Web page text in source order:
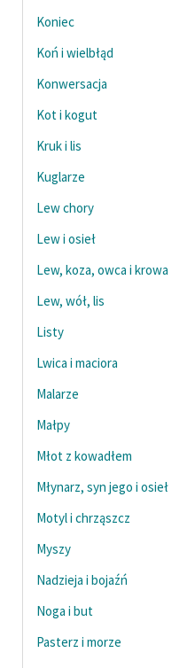
Dane fundacji i
Informacja o treściach
Koniec
Koń i wielbłąd
Konwersacja
Kot i kogut
Kruk i lis
Kuglarze
Lew chory
Lew i osieł
Lew, koza, owca i krowa
Lew, wół, lis
Listy
Lwica i maciora
Malarze
Małpy
Młot z kowadłem
Młynarz, syn jego i osieł
Motyl i chrząszcz
Myszy
Nadzieja i bojaźń
Noga i but
Pasterz i morze